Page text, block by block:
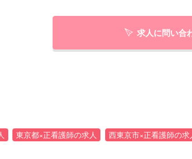
求人に問い合
東京都×正看護師の求人 西東京市×正看護師の求